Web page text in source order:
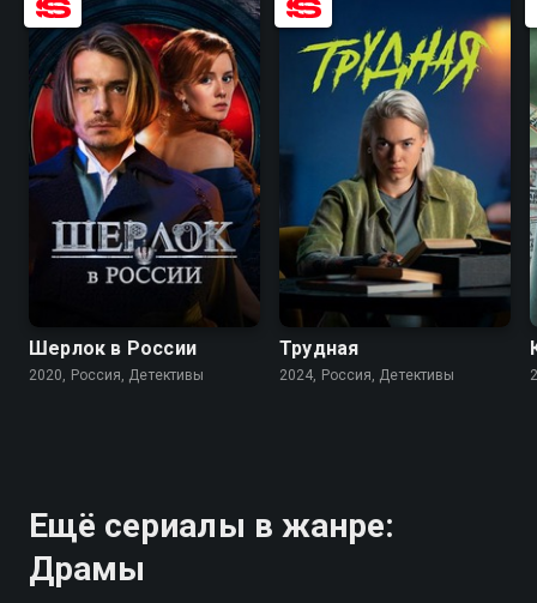
5.7
Шерлок в России
2020, Россия, Детективы
7.1 7.8
Трудная
2024, Россия, Детективы
Ещё сериалы в жанре:
Драмы